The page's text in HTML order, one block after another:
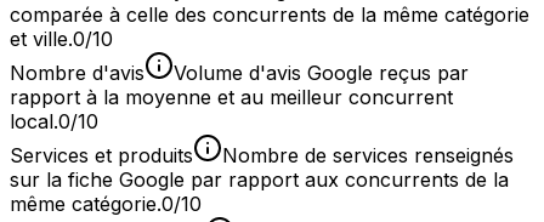
comparée à celle des concurrents de la même catégorie
et ville.0/10
Nombre d'avis
Volume d'avis Google reçus par
rapport à la moyenne et au meilleur concurrent
local.0/10
Services et produits
Nombre de services renseignés
sur la fiche Google par rapport aux concurrents de la
même catégorie.0/10